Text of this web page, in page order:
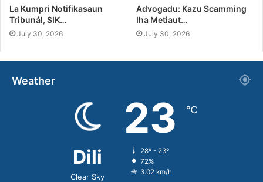
La Kumpri Notifikasaun
Tribunál, SIK…
July 30, 2026
Advogadu: Kazu Scamming
Iha Metiaut…
July 30, 2026
Weather
Dili
Clear Sky
23 ℃
28º - 23º
72%
3.02 km/h